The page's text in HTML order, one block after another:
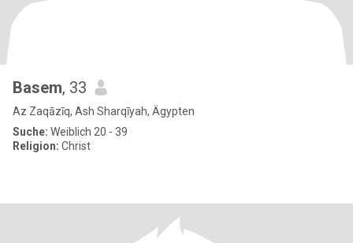
Basem, 33
Az Zaqāzīq, Ash Sharqīyah, Ägypten
Suche: Weiblich 20 - 39
Religion: Christ